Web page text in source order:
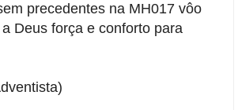
precedentes na MH017 vôo
Deus força e conforto para
)